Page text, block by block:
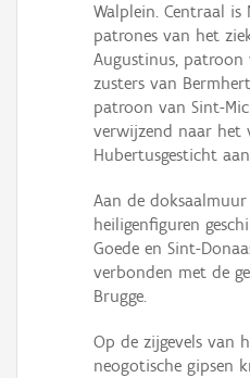
Walplein. Centraal is
patrones van het
Augustinus, patroon
zusters van
patroon van Sint-
verwijzend naar het
Hubertusgesticht
Aan de
heiligenfiguren
Goede en Sint-
verbonden met de
Brugge.
Op de zijgevels van
neogotische gipsen